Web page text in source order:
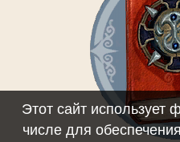
Этот сайт использует
числе для